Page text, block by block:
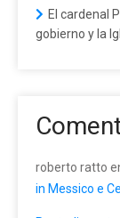
El cardenal
gobierno y la
roberto ratto
in Messico e